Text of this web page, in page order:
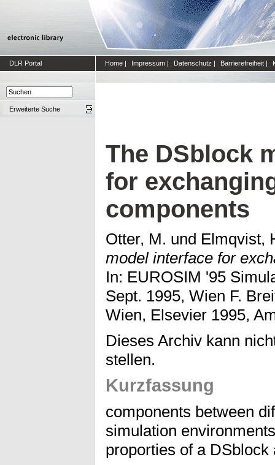
DLR Portal Home | Impressum | Datenschutz | Barrierefreiheit |
Erweiterte Suche
The DSblock
for
components
Otter, M. und Elmqvist,
model interface for
In: EUROSIM '95
Sept. 1995, Wien F.
Wien, Elsevier 1995,
Dieses Archiv kann
stellen.
Kurzfassung
components between
simulation
proporties of a DSblock